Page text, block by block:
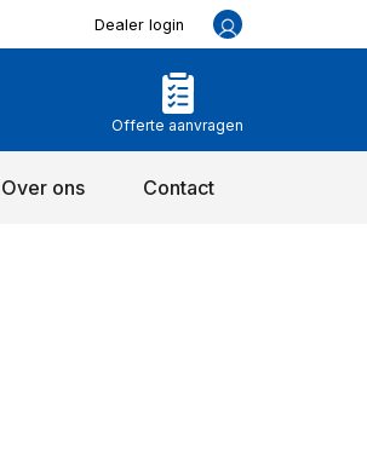
Dealer login
Offerte aanvragen
Over ons Contact